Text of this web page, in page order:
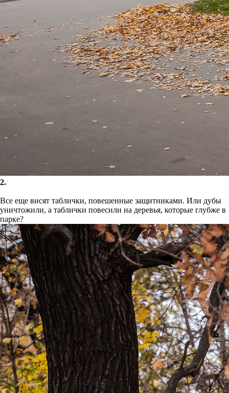
2.
Все еще висят таблички, повешенные защитниками. Или дубы
уничтожили, а таблички повесили на деревья, которые глубже в
парке?